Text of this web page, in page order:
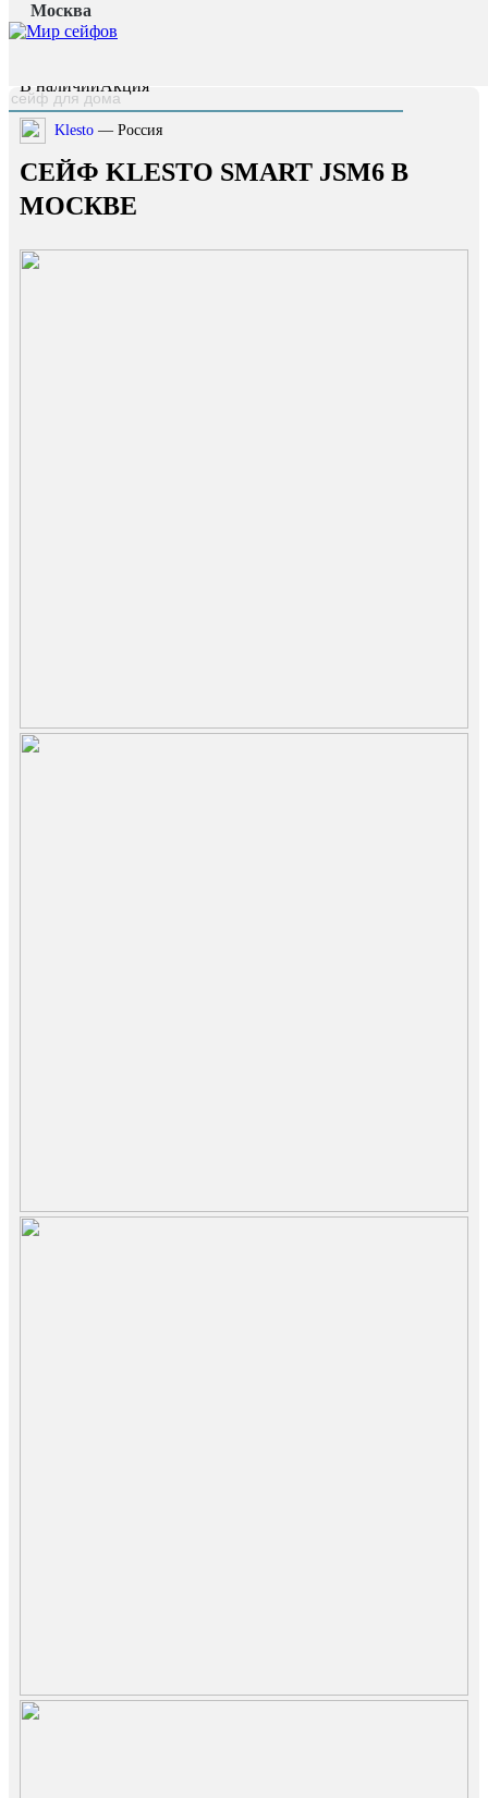
Москва
Главная страница
Каталог /
В наличииАкция
Klesto — Россия
СЕЙФ KLESTO SMART JSM6 В
МОСКВЕ